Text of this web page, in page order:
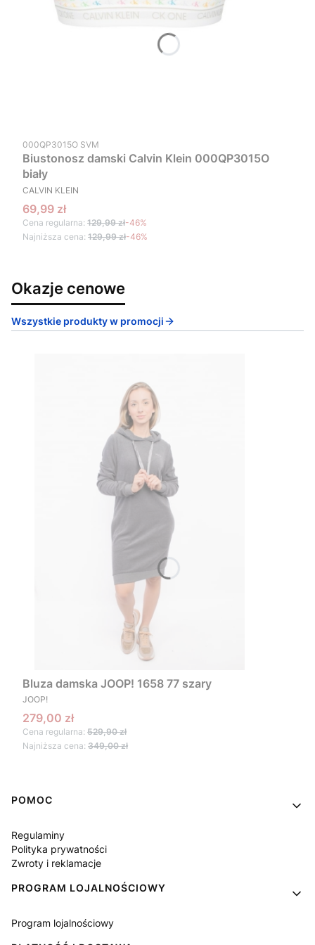
Kod produktu
000QP3015O SVM
Biustonosz damski Calvin Klein 000QP3015O
biały
PRODUCENT
CALVIN KLEIN
Cena promocyjna
69,99 zł
Cena regularna: 129,99 zł-46%
Najniższa cena: 129,99 zł-46%
Okazje cenowe
Wszystkie produkty w promocji
Bluza damska JOOP! 1658 77 szary
PRODUCENT
JOOP!
Cena promocyjna
279,00 zł
Cena regularna: 529,90 zł
Najniższa cena: 349,00 zł
Linki w stopce
POMOC
Regulaminy
Polityka prywatności
Zwroty i reklamacje
PROGRAM LOJALNOŚCIOWY
Program lojalnościowy